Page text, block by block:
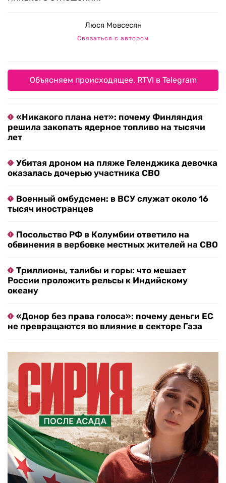
Люся Мовсесян
Связаться с автором
Объясняем происходящее. RTVI в Telegram
«Никакого плана нет»: почему Финляндия
решила закопать ядерное топливо на тысячи
лет
Убитая дроном на пляже Геленджика девочка
оказалась дочерью участника СВО
Военный омбудсмен: в ВСУ служат около 16
тысяч иностранцев
Посольство РФ в Колумбии ответило на
обвинения в вербовке местных жителей на СВО
Триллионы, талибы и горы: что мешает
России проложить рельсы к Индийскому
океану
«Донор без права голоса»: почему деньги ЕС
не превращаются во влияние в секторе Газа